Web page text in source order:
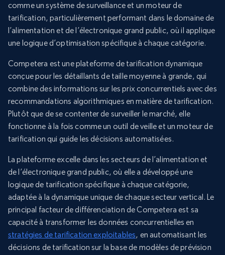
comme un système de surveillance et un moteur de
tarification, particulièrement performant dans le domaine de
l’alimentation et de l’électronique grand public, où il applique
une logique d’optimisation spécifique à chaque catégorie.
Competera est une plateforme de tarification dynamique
conçue pour les détaillants de taille moyenne à grande, qui
combine des informations sur les prix concurrentiels avec des
recommandations algorithmiques en matière de tarification.
Plutôt que de se contenter de surveiller le marché, elle
fonctionne à la fois comme un outil de veille et un moteur de
tarification qui guide les décisions automatisées.
La plateforme excelle dans les secteurs de l’alimentation et
de l’électronique grand public, où elle a développé une
logique de tarification spécifique à chaque catégorie,
adaptée à la dynamique unique de chaque secteur vertical. Le
principal facteur de différenciation de Competera est sa
capacité à transformer les données concurrentielles en
stratégies de tarification exploitables, en automatisant les
décisions de tarification sur la base de modèles de prévision